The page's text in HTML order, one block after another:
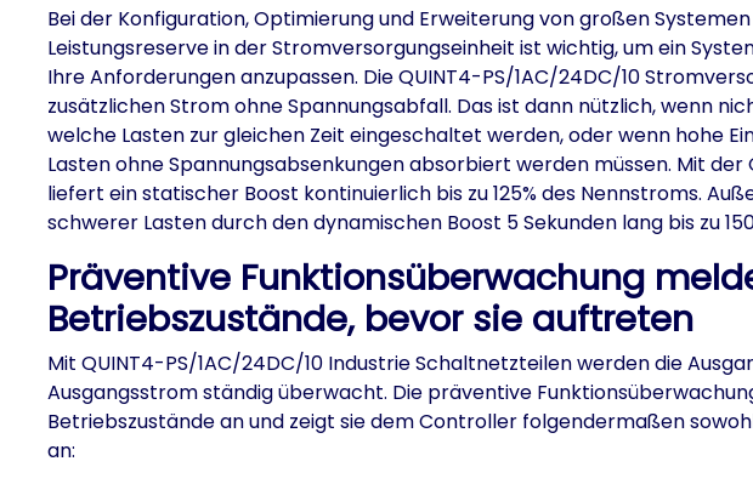
Bei der Konfiguration, Optimierung und Erweiterung von großen
Leistungsreserve in der Stromversorgungseinheit ist wichtig, um ein
Ihre Anforderungen anzupassen. Die QUINT4-PS/1AC/24DC/10
zusätzlichen Strom ohne Spannungsabfall. Das ist dann nützlich, wenn
welche Lasten zur gleichen Zeit eingeschaltet werden, oder wenn hohe
Lasten ohne Spannungsabsenkungen absorbiert werden müssen. Mit
liefert ein statischer Boost kontinuierlich bis zu 125% des Nennstroms.
schwerer Lasten durch den dynamischen Boost 5 Sekunden lang bis zu
Präventive Funktionsüberwachung
Betriebszustände, bevor sie auftreten
Mit QUINT4-PS/1AC/24DC/10 Industrie Schaltnetzteilen werden die
Ausgangsstrom ständig überwacht. Die präventive
Betriebszustände an und zeigt sie dem Controller folgendermaßen
an: